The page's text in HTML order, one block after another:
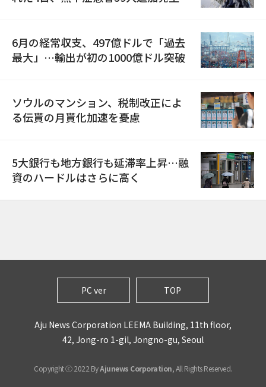
6月の経常収支、497億ドルで「過去
最大」…輸出が初の1000億ドル突破
ソウルのマンション、税制改正によ
る伝貰の月貰化加速を憂慮
5大銀行も地方銀行も延滞率上昇…融
資のハードルはさらに高く
PC ver TOP
Aju News Corporation LEEMA Building, 11th floor,
42, Jong-ro 1-gil, Jongno-gu, Seoul
Copyright ⓒ 2022 ByAjunews Corporation, All Rights Reserved.